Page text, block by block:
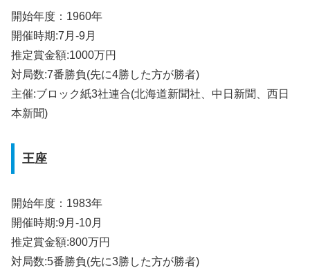
開始年度：1960年
開催時期:7月-9月
推定賞金額:1000万円
対局数:7番勝負(先に4勝した方が勝者)
主催:ブロック紙3社連合(北海道新聞社、中日新聞、西日
本新聞)
王座
開始年度：1983年
開催時期:9月-10月
推定賞金額:800万円
対局数:5番勝負(先に3勝した方が勝者)